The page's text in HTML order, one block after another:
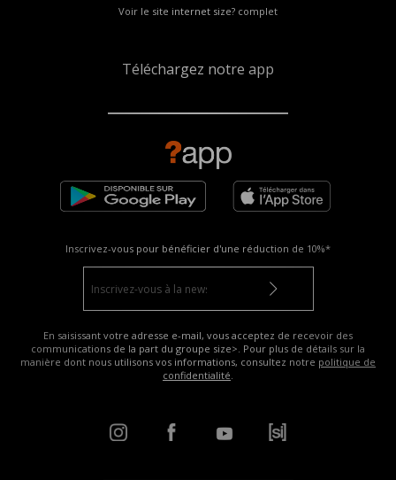
Voir le site internet size? complet
Téléchargez notre app
Inscrivez-vous pour bénéficier d'une réduction de 10%*
En saisissant votre adresse e-mail, vous acceptez de recevoir des
communications de la part du groupe size>. Pour plus de détails sur la
manière dont nous utilisons vos informations, consultez notre politique de
confidentialité.